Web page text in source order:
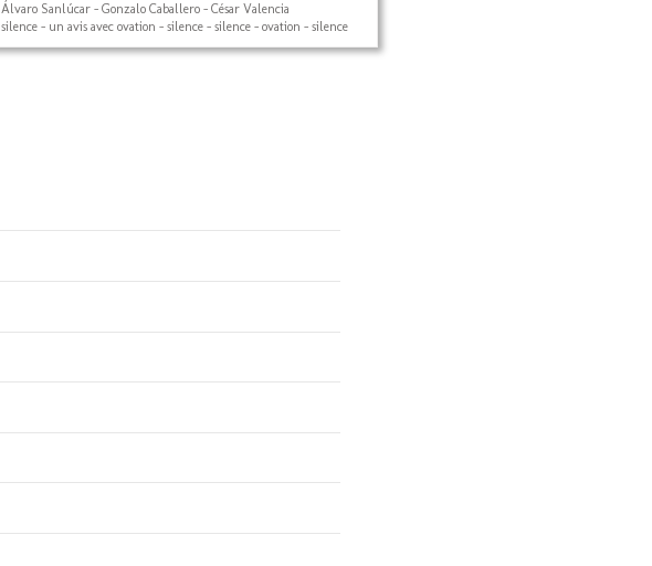
Álvaro Sanlúcar - Gonzalo Caballero - César Valencia
silence - un avis avec ovation - silence - silence - ovation - silence